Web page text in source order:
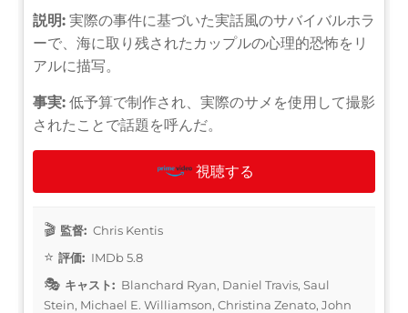
説明: 実際の事件に基づいた実話風のサバイバルホラ
ーで、海に取り残されたカップルの心理的恐怖をリ
アルに描写。
事実: 低予算で制作され、実際のサメを使用して撮影
されたことで話題を呼んだ。
視聴する
監督: Chris Kentis
評価: IMDb 5.8
キャスト: Blanchard Ryan, Daniel Travis, Saul
Stein, Michael E. Williamson, Christina Zenato, John